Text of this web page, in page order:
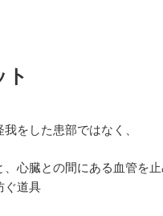
ト
をした患部ではなく、
心臓との間にある血管を止
ぐ道具